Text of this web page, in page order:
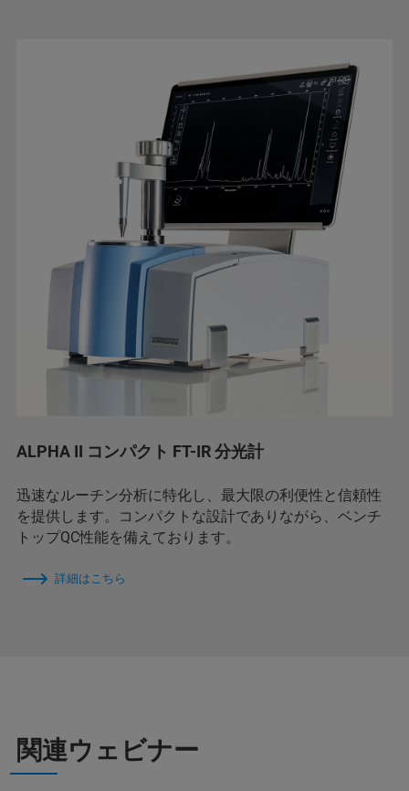
ALPHA II コンパクト FT-IR 分光計
迅速なルーチン分析に特化し、最大限の利便性と信頼性
を提供します。コンパクトな設計でありながら、ベンチ
トップQC性能を備えております。
詳細はこちら
関連ウェビナー